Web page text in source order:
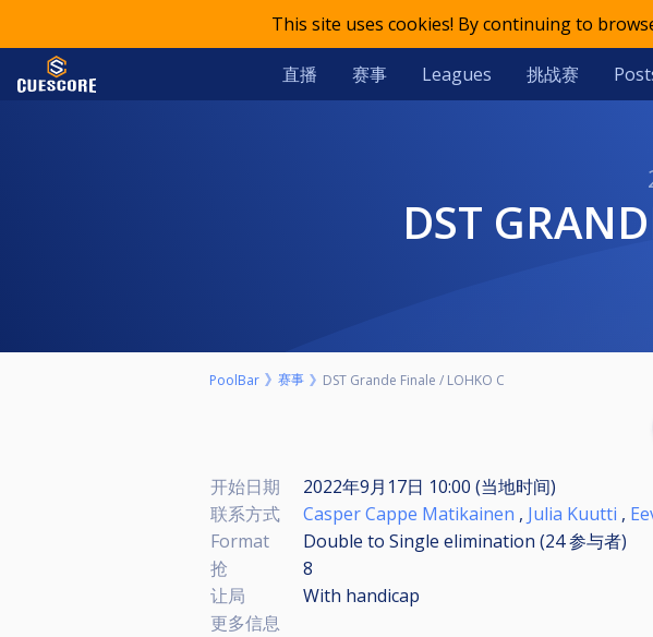
This site uses cookies! By continuing to
直播 赛事 Leagues 挑战赛
DST
PoolBar 赛事 DST Grande Finale / LOHKO C
开始日期
2022年9月17日 10:00 (当地时间)
联系方式
Casper Cappe Matikainen , Julia Kuutti ,
Format
Double to Single elimination (24参与者)
抢
8
让局
With handicap
更多信息